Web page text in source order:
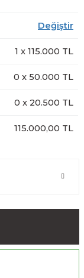
Değiştir
1 x 115.000 TL
0 x 50.000 TL
0 x 20.500 TL
115.000,00 TL